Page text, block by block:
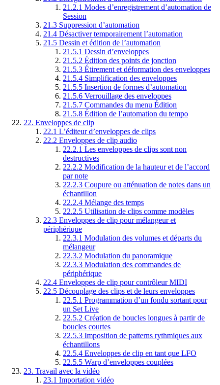
21.2.1 Modes d’enregistrement d’automation de
Session
21.3 Suppression d’automation
21.4 Désactiver temporairement l’automation
21.5 Dessin et édition de l’automation
21.5.1 Dessin d’enveloppes
21.5.2 Édition des points de jonction
21.5.3 Étirement et déformation des enveloppes
21.5.4 Simplification des enveloppes
21.5.5 Insertion de formes d’automation
21.5.6 Verrouillage des enveloppes
21.5.7 Commandes du menu Édition
21.5.8 Édition de l’automation du tempo
22. Enveloppes de clip
22.1 L’éditeur d’enveloppes de clips
22.2 Enveloppes de clip audio
22.2.1 Les enveloppes de clips sont non
destructives
22.2.2 Modification de la hauteur et de l’accord
par note
22.2.3 Coupure ou atténuation de notes dans un
échantillon
22.2.4 Mélange des temps
22.2.5 Utilisation de clips comme modèles
22.3 Enveloppes de clip pour mélangeur et
périphérique
22.3.1 Modulation des volumes et départs du
mélangeur
22.3.2 Modulation du panoramique
22.3.3 Modulation des commandes de
périphérique
22.4 Enveloppes de clip pour contrôleur MIDI
22.5 Découplage des clips et de leurs enveloppes
22.5.1 Programmation d’un fondu sortant pour
un Set Live
22.5.2 Création de boucles longues à partir de
boucles courtes
22.5.3 Imposition de patterns rythmiques aux
échantillons
22.5.4 Enveloppes de clip en tant que LFO
22.5.5 Warp d’enveloppes couplées
23. Travail avec la vidéo
23.1 Importation vidéo